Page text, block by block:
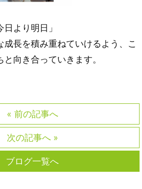
日より明日」
成長を積み重ねていけるよう、こ
向き合っていきます。
« 前の記事へ
次の記事へ »
ブログ一覧へ